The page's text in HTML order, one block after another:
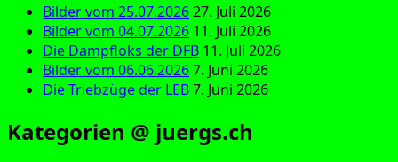
Bilder vom 25.07.202627. Juli 2026
Bilder vom 04.07.2026 11. Juli 2026
Die Dampfloks der DFB 11. Juli 2026
Bilder vom 06.06.20267. Juni 2026
Die Triebzüge der LEB7. Juni 2026
Kategorien @ juergs.ch